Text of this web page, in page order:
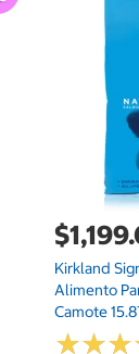
Kirkland
Alimento
Camote
★★★
★★★